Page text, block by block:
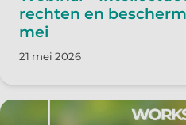
rechten en
mei
21 mei 2026